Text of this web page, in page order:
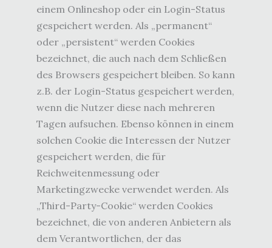
einem Onlineshop oder ein Login-Status
gespeichert werden. Als „permanent“
oder „persistent“ werden Cookies
bezeichnet, die auch nach dem Schließen
des Browsers gespeichert bleiben. So kann
z.B. der Login-Status gespeichert werden,
wenn die Nutzer diese nach mehreren
Tagen aufsuchen. Ebenso können in einem
solchen Cookie die Interessen der Nutzer
gespeichert werden, die für
Reichweitenmessung oder
Marketingzwecke verwendet werden. Als
„Third-Party-Cookie“ werden Cookies
bezeichnet, die von anderen Anbietern als
dem Verantwortlichen, der das